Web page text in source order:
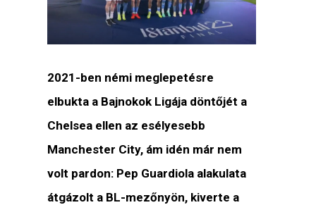
2021-ben némi meglepetésre
elbukta a Bajnokok Ligája döntőjét a
Chelsea ellen az esélyesebb
Manchester City, ám idén már nem
volt pardon: Pep Guardiola alakulata
átgázolt a BL-mezőnyön, kiverte a